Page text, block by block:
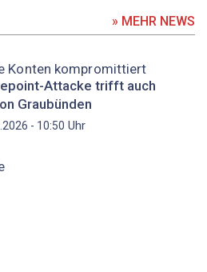
» MEHR NEWS
Konten kompromittiert
Attacke trifft auch
Graubünden
- 10:50 Uhr